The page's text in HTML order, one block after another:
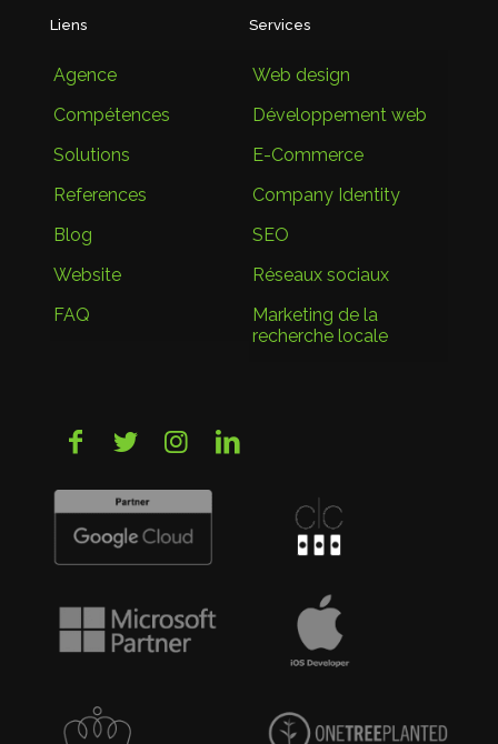
Liens
Agence
Compétences
Solutions
References
Blog
Website
FAQ
Services
Web design
Développement web
E-Commerce
Company Identity
SEO
Réseaux sociaux
Marketing de la
recherche locale